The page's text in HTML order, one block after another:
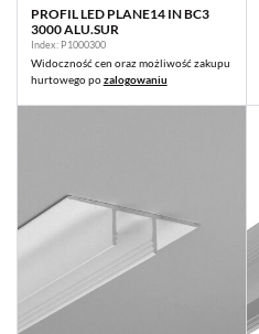
PROFIL LED PLANE14 IN BC3
3000 ALU.SUR
Index: P1000300
Widoczność cen oraz możliwość zakupu
hurtowego pozalogowaniu